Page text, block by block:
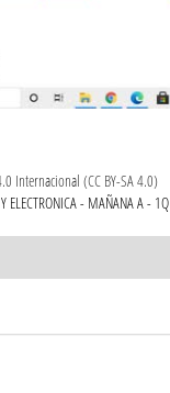
Internacional (CC BY-SA 4.0)
ELECTRONICA - MAÑANA A - 1Q